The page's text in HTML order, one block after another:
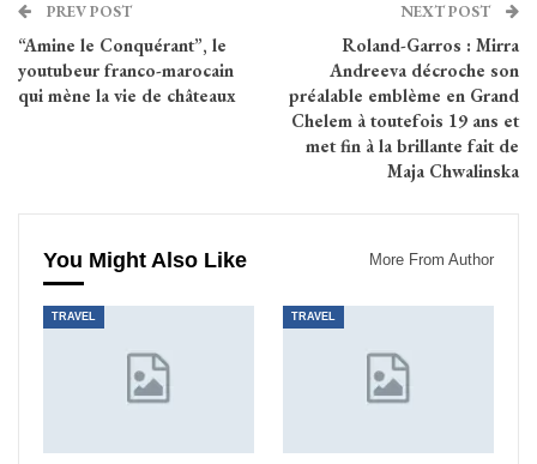
PREV POST
“Amine le Conquérant”, le
youtubeur franco-marocain
qui mène la vie de châteaux
NEXT POST
Roland-Garros : Mirra
Andreeva décroche son
préalable emblème en Grand
Chelem à toutefois 19 ans et
met fin à la brillante fait de
Maja Chwalinska
You Might Also Like More From Author
TRAVEL TRAVEL